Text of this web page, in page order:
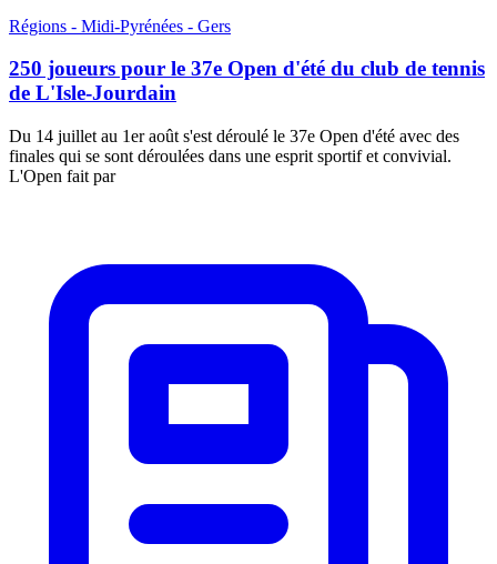
Régions - Midi-Pyrénées - Gers
250 joueurs pour le 37e Open d'été du club de tennis
de L'Isle-Jourdain
Du 14 juillet au 1er août s'est déroulé le 37e Open d'été avec des
finales qui se sont déroulées dans une esprit sportif et convivial.
L'Open fait par